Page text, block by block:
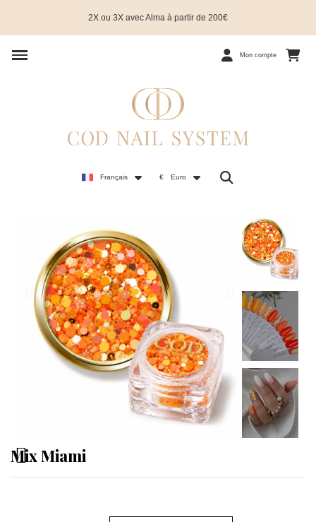
2X ou 3X avec Alma à partir de 200€
Mon compte
Français € Euro
Mix Miami